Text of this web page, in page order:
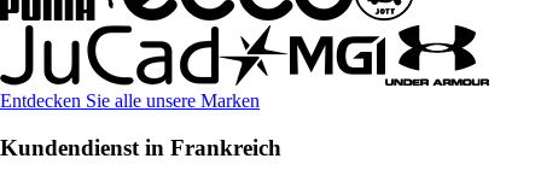
Entdecken Sie alle unsere Marken
Kundendienst in Frankreich